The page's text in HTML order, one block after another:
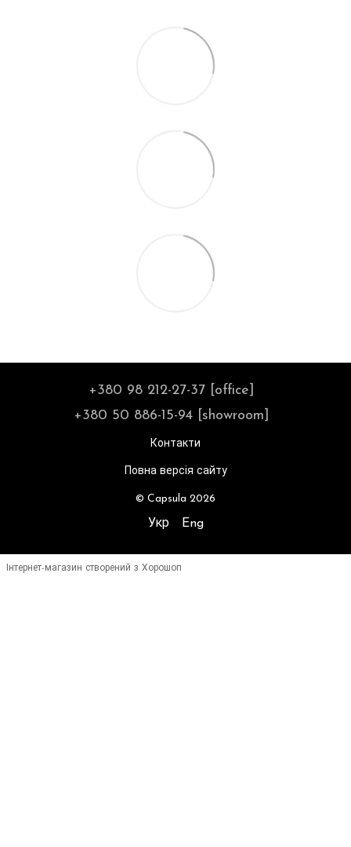
+380 98 212-27-37 [office]
+380 50 886-15-94 [showroom]
Контакти
Повна версія сайту
© Capsula 2026
Укр Eng
Інтернет-магазин створений з Хорошоп